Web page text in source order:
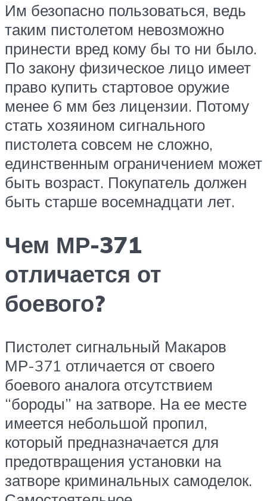
Им безопасно пользоваться, ведь
таким пистолетом невозможно
принести вред кому бы то ни было.
По закону физическое лицо имеет
право купить стартовое оружие
менее 6 мм без лицензии. Потому
стать хозяином сигнального
пистолета совсем не сложно,
единственным ограничением может
быть возраст. Покупатель должен
быть старше восемнадцати лет.
Чем МР-371
отличается от
боевого?
Пистолет сигнальный Макаров
МР-371 отличается от своего
боевого аналога отсутствием
“бороды” на затворе. На ее месте
имеется небольшой пропил,
который предназначается для
предотвращения установки на
затворе криминальных самоделок.